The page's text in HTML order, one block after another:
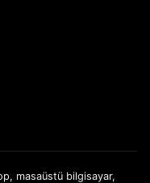
masaüstü bilgisayar,